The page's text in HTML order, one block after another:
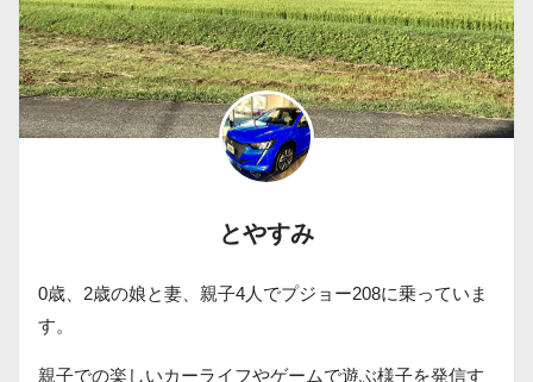
とやすみ
0歳、2歳の娘と妻、親子4人でプジョー208に乗っていま
す。
親子での楽しいカーライフやゲームで遊ぶ様子を発信す